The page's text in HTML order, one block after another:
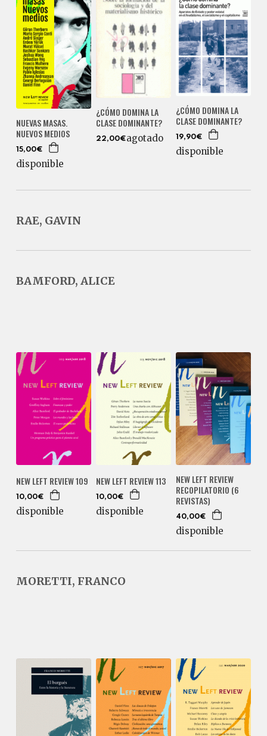
NUEVAS MASAS.
NUEVOS MEDIOS
15,00€
disponible
¿CÓMO DOMINA LA
CLASE DOMINANTE?
22,00€agotado
¿CÓMO DOMINA LA
CLASE DOMINANTE?
19,90€
disponible
RAE, GAVIN
BAMFORD, ALICE
NEW LEFT REVIEW 109
10,00€
disponible
NEW LEFT REVIEW 113
10,00€
disponible
NEW LEFT REVIEW
RECOPILATORIO (6
REVISTAS)
40,00€
disponible
MORETTI, FRANCO